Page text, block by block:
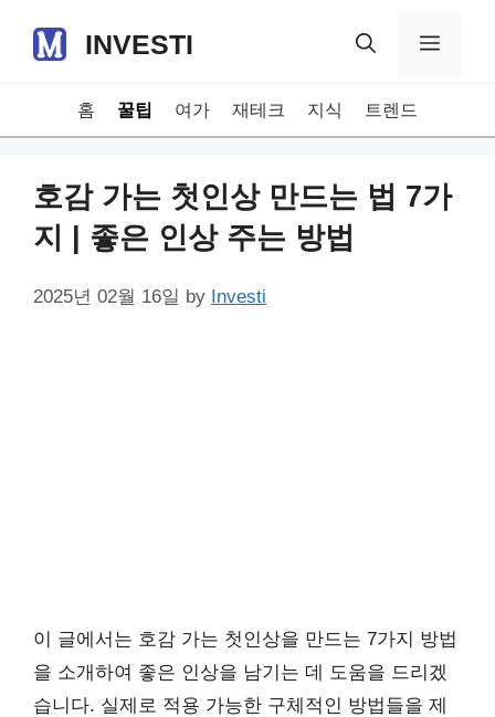
content
INVESTI Menu
홈 꿀팁 여가 재테크 지식 트렌드
호감 가는 첫인상 만드는 법 7가
지 | 좋은 인상 주는 방법
2025년 02월 16일 by Investi
이 글에서는 호감 가는 첫인상을 만드는 7가지 방법
을 소개하여 좋은 인상을 남기는 데 도움을 드리겠
습니다. 실제로 적용 가능한 구체적인 방법들을 제